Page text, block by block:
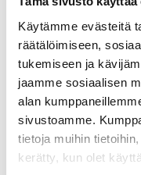
Käytämme evästeitä
räätälöimiseen,
tukemiseen ja
jaamme sosiaalisen
alan
sivustoamme.
tietoja muihin
kerätty, kun olet